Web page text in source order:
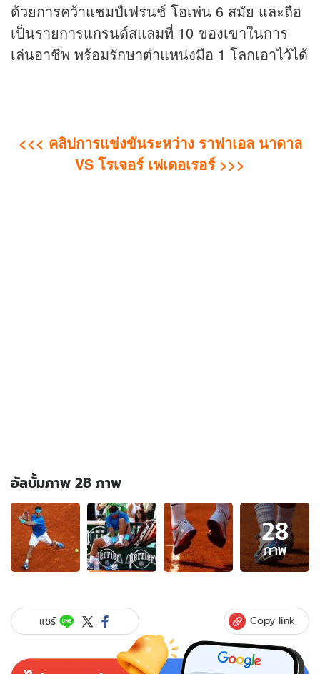
ด้วยการคว้าแชมป์เฟรนช์ โอเพ่น 6 สมัย และถือ
เป็นรายการแกรนด์สแลมที่ 10 ของเขาในการ
เล่นอาชีพ พร้อมรักษาตำแหน่งมือ 1 โลกเอาไว้ได้
<<< คลิปการแข่งขันระหว่าง ราฟาเอล นาดาล
VS โรเจอร์ เฟเดอเรอร์ >>>
อัลบั้มภาพ 28 ภาพ
อัลบั้ม
ภาพ
28
ภาพ
ของ
ทุบ
เฟด
ซิว
28
ภาพ
แชร์ Copy link